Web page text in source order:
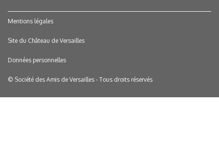
Mentions légales
Site du Château de Versailles
Données personnelles
© Société des Amis de Versailles - Tous droits réservés